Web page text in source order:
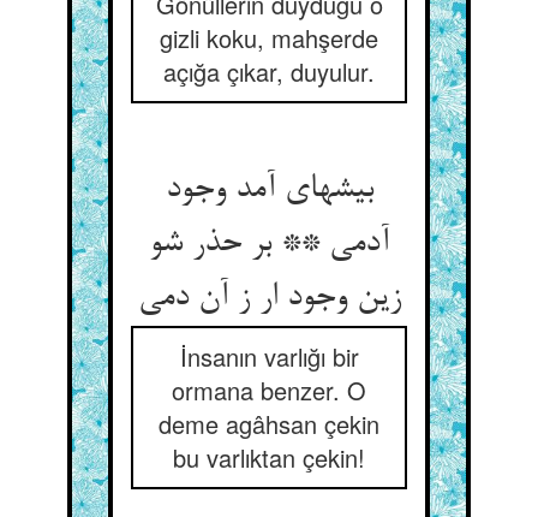
gizli koku, mahşerde
açığa çıkar, duyulur.
بیشه‏ای آمد وجود
آدمی ** بر حذر شو
زین وجود ار ز آن دمی‏
İnsanın varlığı bir
ormana benzer. O
deme agâhsan çekin
bu varlıktan çekin!